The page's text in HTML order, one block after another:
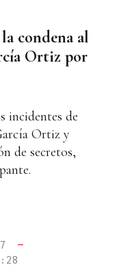
condena al
Ortiz por
incidentes de
Ortiz y
de secretos,
—